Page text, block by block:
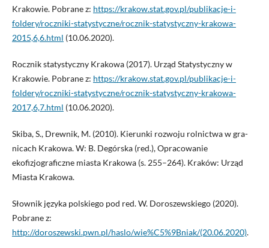
Krakowie. Pobrane z: https://krakow.stat.gov.pl/publikacje-i-
foldery/roczniki-statystyczne/rocznik-statystyczny-krakowa-
2015,6,6.html (10.06.2020).
Rocznik statystyczny Krakowa (2017). Urząd Statystyczny w
Krakowie. Pobrane z: https://krakow.stat.gov.pl/publikacje-i-
foldery/roczniki-statystyczne/rocznik-statystyczny-krakowa-
2017,6,7.html (10.06.2020).
Skiba, S., Drewnik, M. (2010). Kierunki rozwoju rolnictwa w gra-
nicach Krakowa. W: B. Degórska (red.), Opracowanie
ekofizjograficzne miasta Krakowa (s. 255–264). Kraków: Urząd
Miasta Krakowa.
Słownik języka polskiego pod red. W. Doroszewskiego (2020).
Pobrane z:
http://doroszewski.pwn.pl/haslo/wie%C5%9Bniak/(20.06.2020).